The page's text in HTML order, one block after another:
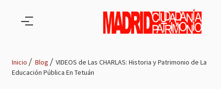
Inicio Blog
VIDEOS de Las CHARLAS: Historia y Patrimonio de La
Educación Pública En Tetuán